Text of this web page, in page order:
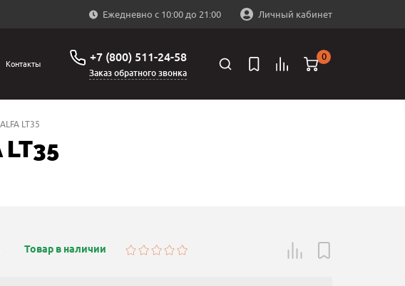
Ежедневно с 10:00 до 21:00 Личный кабинет
Контакты +7 (800) 511-24-58
Заказ обратного звонка
0
LT35
Товар в наличии